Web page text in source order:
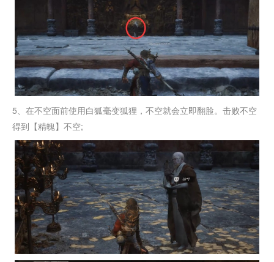
5、在不空面前使用白狐毫变狐狸，不空就会立即翻脸。击败不空
得到【精魄】不空;